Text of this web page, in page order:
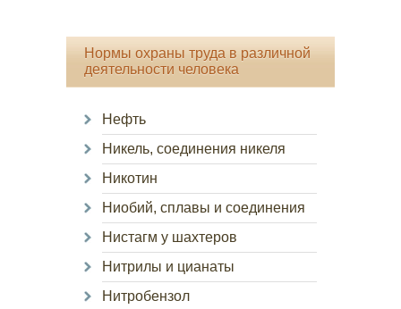
Нормы охраны труда в различной
деятельности человека
Нефть
Никель, соединения никеля
Никотин
Ниобий, сплавы и соединения
Нистагм у шахтеров
Нитрилы и цианаты
Нитробензол